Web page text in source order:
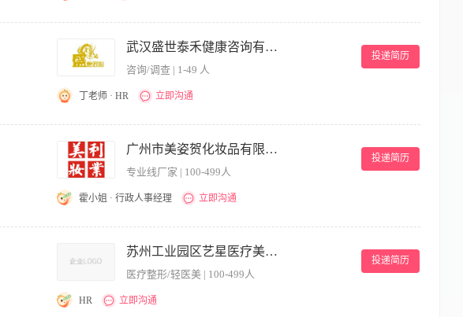
武汉盛世泰禾健康咨询有限公司
咨询/调查 | 1-49 人
投递简历
丁老师 · HR 立即沟通
且带领商学院的发展不断壮大。
广州市美姿贺化妆品有限公司
专业线厂家 | 100-499人
投递简历
霍小姐 · 行政人事经理 立即沟通
； 4、负责研究院各项目过程管理和结题，资源调配，成果规划与管理； 5、负责生物医药类项目
1、有5年以上美容行业运营管理经验； 2、具备良好的沟通能力，能承担公司内外经营和管理的任
悉医疗法律法规； 4、有极强的宏观控制能力、组织协调能力和团队建议能力； 5、具有良好的
苏州工业园区艺星医疗美容门诊部有限公司
医疗整形/轻医美 | 100-499人
投递简历
HR 立即沟通